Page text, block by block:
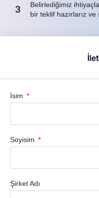
3
Belirlediğimiz
bir teklif hazırlarız ve
İsim
Soyisim
Şirket Adı